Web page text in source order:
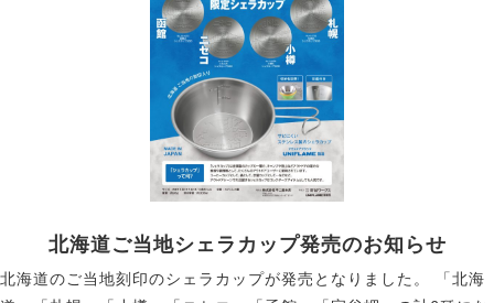
北海道ご当地シェラカップ発売のお知らせ
北海道のご当地刻印のシェラカップが発売となりました。 「北海